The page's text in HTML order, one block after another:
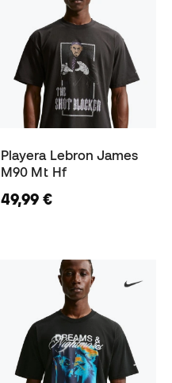
Playera Lebron James
M90 Mt Hf
49,99 €